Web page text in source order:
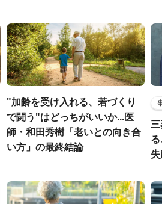
"加齢を受け入れる、若づくり
で闘う"はどっちがいいか...医
師・和田秀樹「老いとの向き合
い方」の最終結論
失